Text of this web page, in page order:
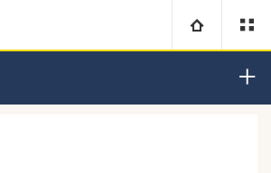
Institut pour le droit de la construction